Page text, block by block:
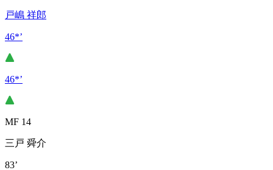
戸嶋 祥郎
46*’
46*’
MF 14
三戸 舜介
83’